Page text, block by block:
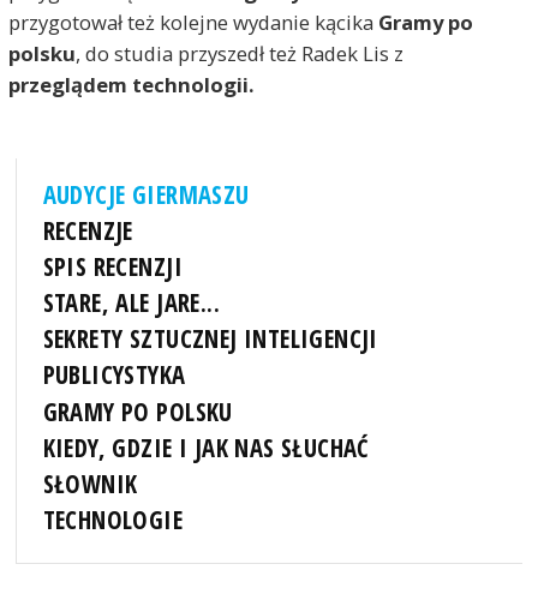
przygotował też kolejne wydanie kącika Gramy po
polsku, do studia przyszedł też Radek Lis z
przeglądem technologii.
AUDYCJE GIERMASZU
RECENZJE
SPIS RECENZJI
STARE, ALE JARE...
SEKRETY SZTUCZNEJ INTELIGENCJI
PUBLICYSTYKA
GRAMY PO POLSKU
KIEDY, GDZIE I JAK NAS SŁUCHAĆ
SŁOWNIK
TECHNOLOGIE